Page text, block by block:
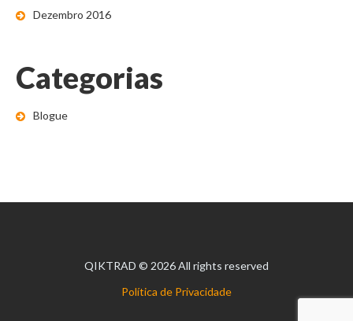
Dezembro 2016
Categorias
Blogue
QIKTRAD © 2026 All rights reserved
Política de Privacidade